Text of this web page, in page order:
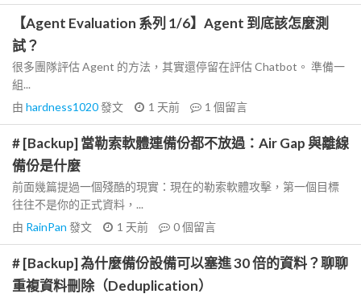
【Agent Evaluation 系列 1/6】Agent 到底該怎麼測
試？
很多團隊評估 Agent 的方法，其實還停留在評估 Chatbot。 準備一
組...
由 hardness1020發文 1 天前 1 個留言
# [Backup] 當勒索軟體連備份都不放過：Air Gap 與離線
備份是什麼
前面幾篇提過一個殘酷的現實：現在的勒索軟體攻擊，第一個目標
往往不是你的正式資料，...
由 RainPan 發文 1 天前 0個留言
# [Backup] 為什麼備份設備可以塞進 30 倍的資料？聊聊
重複資料刪除（Deduplication）